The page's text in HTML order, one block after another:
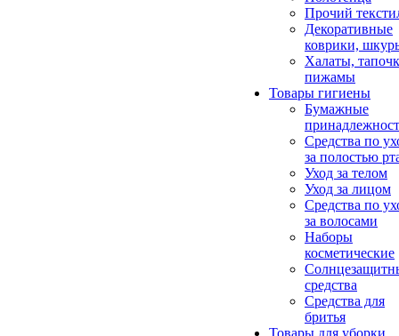
Прочий
Декоративные
коврики,
Халаты,
пижамы
Товары гигиены
Бумажные
Средства по
за полостью
Уход за телом
Уход за лицом
Средства по
за волосами
Наборы
косметические
средства
Средства для
бритья
Товары для уборки